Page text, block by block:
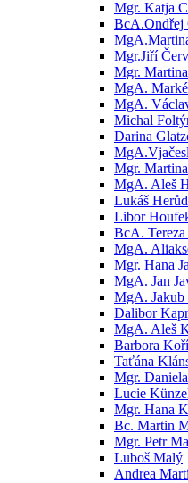
Mgr. Katja
BcA.Ondřej
Mgr.Jiří
Mgr.
MgA.
MgA.
Michal
Darina
Mgr.
MgA. Aleš
Lukáš
Libor
BcA. Tereza
MgA.
Mgr. Hana
MgA. Jan
MgA. Jakub
Dalibor
MgA. Aleš
Barbora
Taťána
Mgr.
Lucie
Mgr. Hana
Bc. Martin
Mgr. Petr
Luboš Malý
Andrea